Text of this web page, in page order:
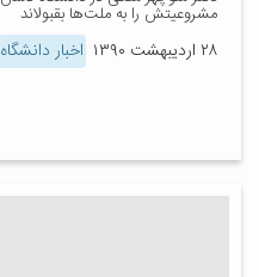
مشروعیتش را به ملت‌ها بقبولاند
۲۸ اردیبهشت ۱۳۹۰ اخبار دانشگاه